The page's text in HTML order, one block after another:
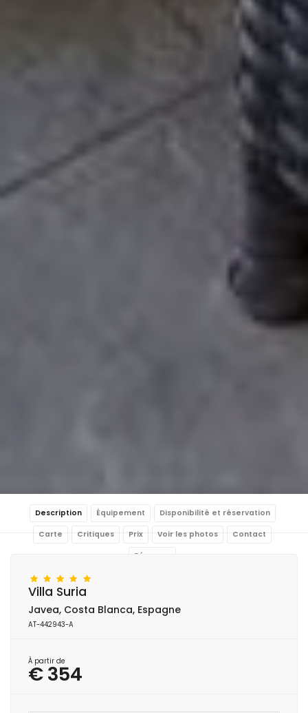
Description Équipement Disponibilité et réservation
Carte Critiques Prix Voir les photos Contact
Réserver
Villa Suria
Javea, Costa Blanca, Espagne
AT-442943-A
À partir de
€ 354